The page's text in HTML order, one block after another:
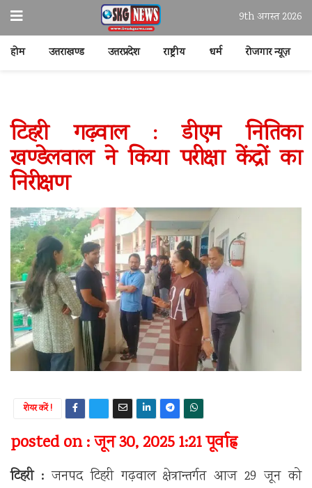
9th अगस्त 2026
होम उत्तराखण्ड उत्तरप्रदेश राष्ट्रीय धर्म रोजगार न्यूज़
टिहरी गढ़वाल : डीएम नितिका
खण्डेलवाल ने किया परीक्षा केंद्रों का
निरीक्षण
शेयर करें !
posted on : जून 30, 2025 1:21 पूर्वाह्न
टिहरी :जनपद टिहरी गढ़वाल क्षेत्रान्तर्गत आज 29 जून को